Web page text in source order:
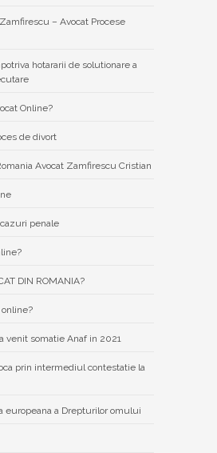
– Avocat Procese
hotararii de solutionare a
Online?
de divort
Avocat Zamfirescu Cristian
penale
DIN ROMANIA?
venit somatie Anaf in 2021
prin intermediul contestatie la
europeana a Drepturilor omului